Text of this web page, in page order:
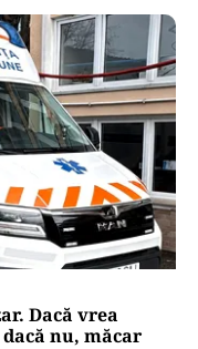
Dacă vrea
nu, măcar